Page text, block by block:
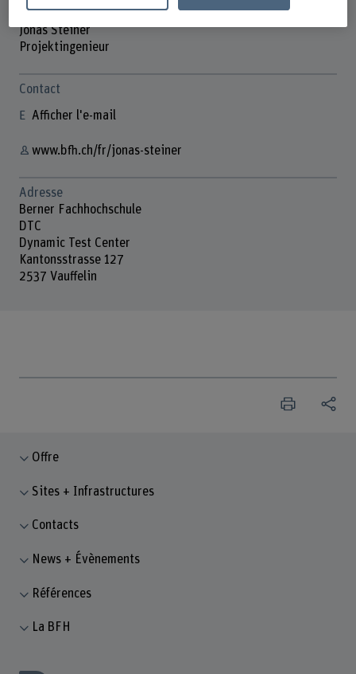
Jonas Steiner
Projektingenieur
Contact
Afficher l'e-mail
www.bfh.ch/fr/jonas-steiner
Adresse
Berner Fachhochschule
DTC
Dynamic Test Center
Kantonsstrasse 127
2537 Vauffelin
Offre
Sites + Infrastructures
Contacts
News + Évènements
Références
La BFH